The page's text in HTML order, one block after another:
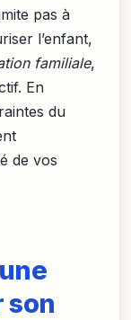
pas à
l’enfant,
familiale,
En
du
de vos
son